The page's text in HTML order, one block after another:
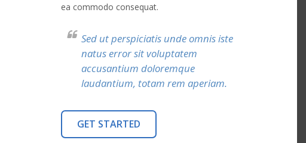
ea commodo consequat.
Sed ut perspiciatis unde omnis iste
natus error sit voluptatem
accusantium doloremque
laudantium, totam rem aperiam.
GET STARTED